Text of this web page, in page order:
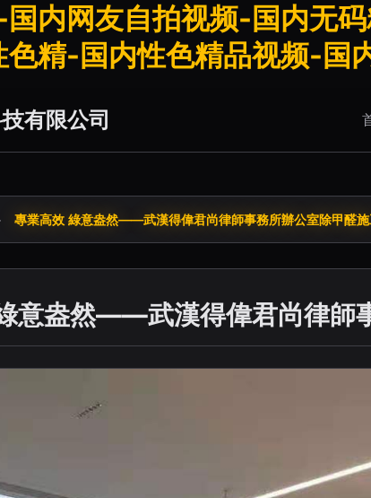
国内网友自拍视频-国内无
精-国内性色精品视频-国
有限公司
專業高效 綠意盎然——武漢得偉君尚律師事務所辦公室除甲醛
意盎然——武漢得偉君尚律師